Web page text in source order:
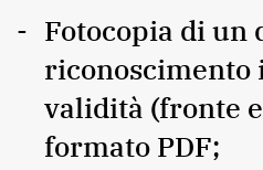
Fotocopia di un
riconoscimento
validità (fronte
formato PDF;